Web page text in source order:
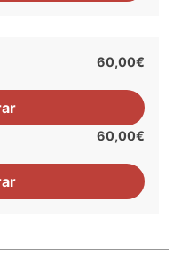
60,00€
60,00€